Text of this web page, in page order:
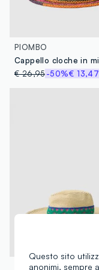
PIOMBO
€ 26,95-50%€ 13,47
PIOMBO
Questo sito
anonimi, sempre